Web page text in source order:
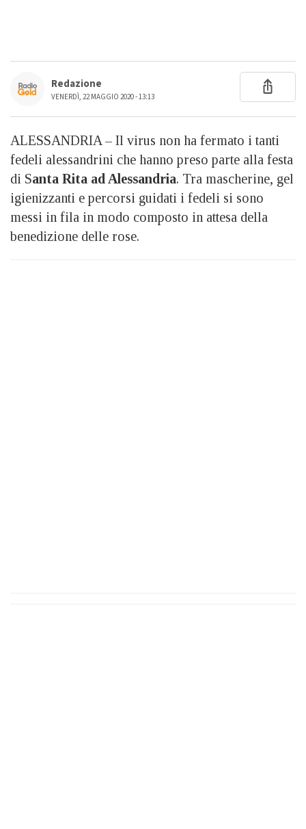
Redazione
VENERDÌ, 22 MAGGIO 2020 - 13:13
ALESSANDRIA – Il virus non ha fermato i tanti
fedeli alessandrini che hanno preso parte alla festa
di Santa Rita ad Alessandria. Tra mascherine, gel
igienizzanti e percorsi guidati i fedeli si sono
messi in fila in modo composto in attesa della
benedizione delle rose.